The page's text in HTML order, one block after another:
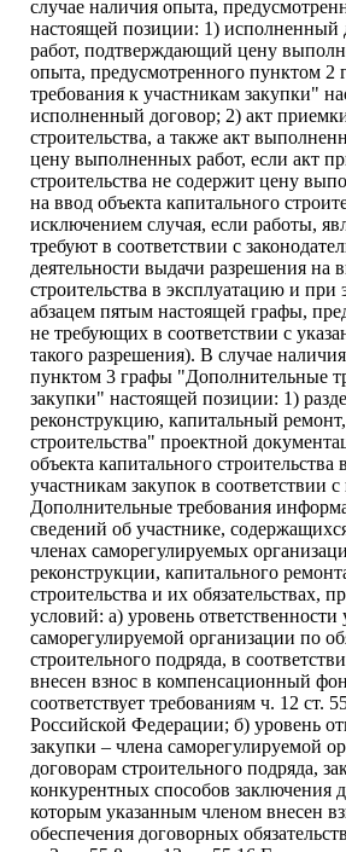
случае наличия опыта,
настоящей позиции: 1) исполненный
работ, подтверждающий цену
опыта, предусмотренного пунктом
требования к участникам закупки"
исполненный договор; 2) акт
строительства, а также акт
цену выполненных работ, если акт
строительства не содержит цену
на ввод объекта капитального
исключением случая, если работы,
требуют в соответствии с
деятельности выдачи разрешения на
строительства в эксплуатацию и
абзацем пятым настоящей графы,
не требующих в соответствии с
такого разрешения). В случае
пунктом 3 графы "Дополнительные
закупки" настоящей позиции: 1)
реконструкцию, капитальный
строительства" проектной
объекта капитального
участникам закупок в соответствии
Дополнительные требования
сведений об участнике,
членах саморегулируемых
реконструкции, капитального
строительства и их обязательствах,
условий: а) уровень ответственности
саморегулируемой организации по
строительного подряда, в
внесен взнос в компенсационный
соответствует требованиям ч. 12 ст.
Российской Федерации; б) уровень
закупки – члена саморегулируемой
договорам строительного подряда,
конкурентных способов заключения
которым указанным членом внесен
обеспечения договорных